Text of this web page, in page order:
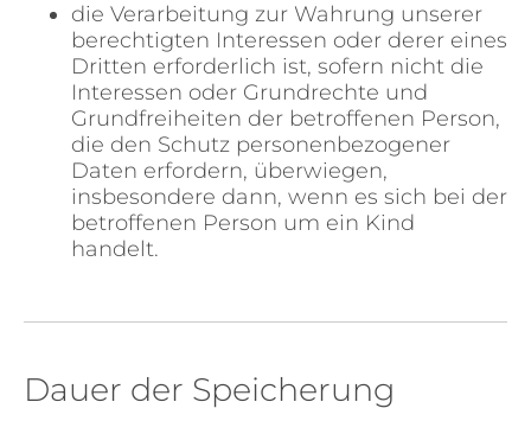
die Verarbeitung zur Wahrung unserer
berechtigten Interessen oder derer eines
Dritten erforderlich ist, sofern nicht die
Interessen oder Grundrechte und
Grundfreiheiten der betroffenen Person,
die den Schutz personenbezogener
Daten erfordern, überwiegen,
insbesondere dann, wenn es sich bei der
betroffenen Person um ein Kind
handelt.
Dauer der Speicherung